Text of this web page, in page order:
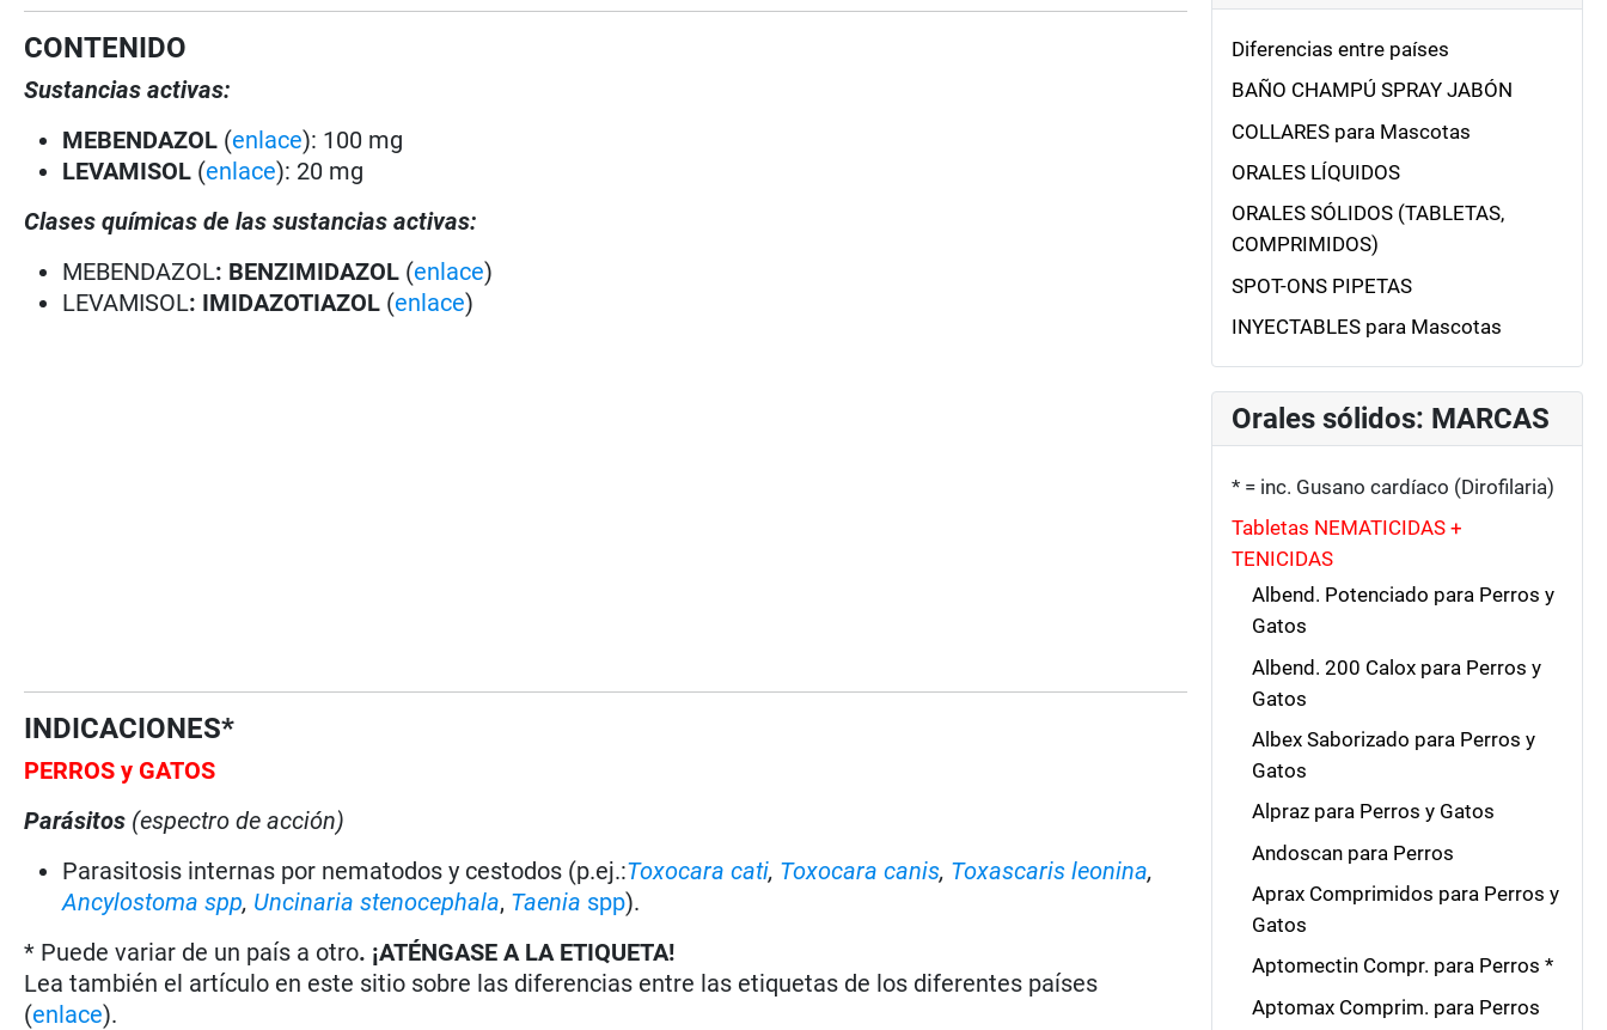
CONTENIDO
Sustancias activas:
MEBENDAZOL (enlace): 100 mg
LEVAMISOL (enlace): 20 mg
Clases químicas de las sustancias activas:
MEBENDAZOL: BENZIMIDAZOL (enlace)
LEVAMISOL: IMIDAZOTIAZOL (enlace)
INDICACIONES*
PERROS y GATOS
Parásitos (espectro de acción)
Parasitosis internas por nematodos y cestodos (p.ej.:Toxocara cati, Toxocara canis, Toxascaris leonina,
Ancylostoma spp, Uncinaria stenocephala, Taenia spp).
* Puede variar de un país a otro. ¡ATÉNGASE A LA ETIQUETA!
Lea también el artículo en este sitio sobre las diferencias entre las etiquetas de los diferentes países
(enlace).
Diferencias entre países
BAÑO CHAMPÚ SPRAY JABÓN
COLLARES para Mascotas
ORALES LÍQUIDOS
ORALES SÓLIDOS (TABLETAS,
COMPRIMIDOS)
SPOT-ONS PIPETAS
INYECTABLES para Mascotas
Orales sólidos: MARCAS
* = inc. Gusano cardíaco (Dirofilaria)
Tabletas NEMATICIDAS +
TENICIDAS
Albend. Potenciado para Perros y
Gatos
Albend. 200 Calox para Perros y
Gatos
Albex Saborizado para Perros y
Gatos
Alpraz para Perros y Gatos
Andoscan para Perros
Aprax Comprimidos para Perros y
Gatos
Aptomectin Compr. para Perros *
Aptomax Comprim. para Perros